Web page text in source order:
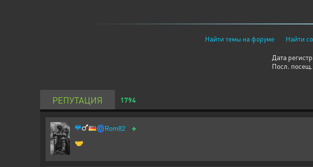
Найти темы на форуме Найти
Дата
Посл.
РЕПУТАЦИЯ 1794
🌀Rom82 +
🤝